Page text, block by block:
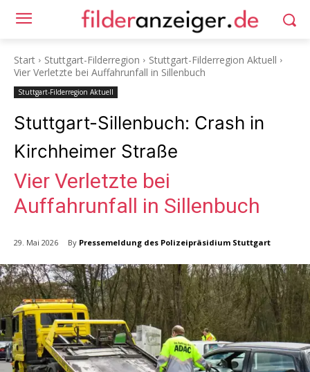
Start Stuttgart-Filderregion
Stuttgart-Filderregion Aktuell
Vier Verletzte bei Auffahrunfall in Sillenbuch
Stuttgart-Filderregion Aktuell
Stuttgart-Sillenbuch: Crash in
Kirchheimer Straße
Vier Verletzte bei
Auffahrunfall in Sillenbuch
29. Mai 2026 By Pressemeldung des Polizeipräsidium Stuttgart